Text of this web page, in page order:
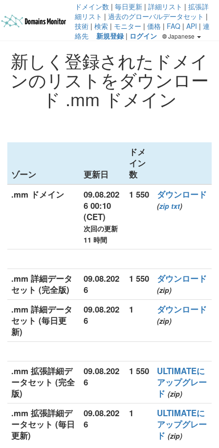
ドメイン数 | 毎日更新 | 詳細リスト | 拡張詳
細リスト | 過去のグローバルデータセット |
技術 | 検索 | モニター | 価格 | FAQ | API | 連
絡先
新規登録 | ログイン Japanese
新しく登録されたドメイ
ンのリストをダウンロー
ド .mm ドメイン
ゾーン 更新日
ドメ
イン
数
.mm ドメイン
09.08.202
6 00:10
(CET)
次回の更新
11 時間
1 550 ダウンロード
(zip txt)
.mm 詳細データ
セット (完全版)
09.08.202
6
1 550 ダウンロード
(zip)
.mm 詳細データ
セット (毎日更
新)
09.08.202
6
1 ダウンロード
(zip)
.mm 拡張詳細デ
ータセット (完全
版)
09.08.202
6
1 550
ULTIMATEに
アップグレー
ド (zip)
.mm 拡張詳細デ
ータセット (毎日
更新)
09.08.202
6
1
ULTIMATEに
アップグレー
ド (zip)